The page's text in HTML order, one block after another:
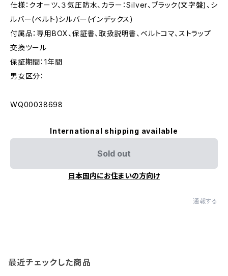
仕様：クオーツ、３気圧防水、カラー：Silver、ブラック(文字盤)、シ
ルバー(ベルト)シルバー(インデックス)
付属品：専用BOX、保証書、取扱説明書、ベルトコマ、ストラップ
交換ツール
保証期間：1年間
男女区分：
WQ00038698
International shipping available
Sold out
日本国内にお住まいの方向け
通報する
最近チェックした商品